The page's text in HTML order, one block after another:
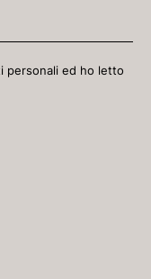
personali ed ho letto